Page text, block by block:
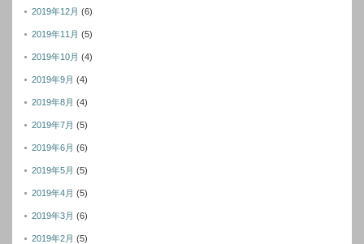
2019年12月 (6)
2019年11月 (5)
2019年10月 (4)
2019年9月 (4)
2019年8月 (4)
2019年7月 (5)
2019年6月 (6)
2019年5月 (5)
2019年4月 (5)
2019年3月 (6)
2019年2月 (5)